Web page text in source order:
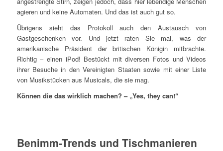
agieren und keine Automaten. Und das ist auch gut so.
Übrigens sieht das Protokoll auch den Austausch von
Gastgeschenken vor. Und jetzt raten Sie mal, was der
amerikanische Präsident der britischen Königin mitbrachte.
Richtig – einen iPod! Bestückt mit diversen Fotos und Videos
ihrer Besuche in den Vereinigten Staaten sowie mit einer Liste
von Musikstücken aus Musicals, die sie mag.
Können die das wirklich machen? – „Yes, they can!“
Benimm-Trends und Tischmanieren